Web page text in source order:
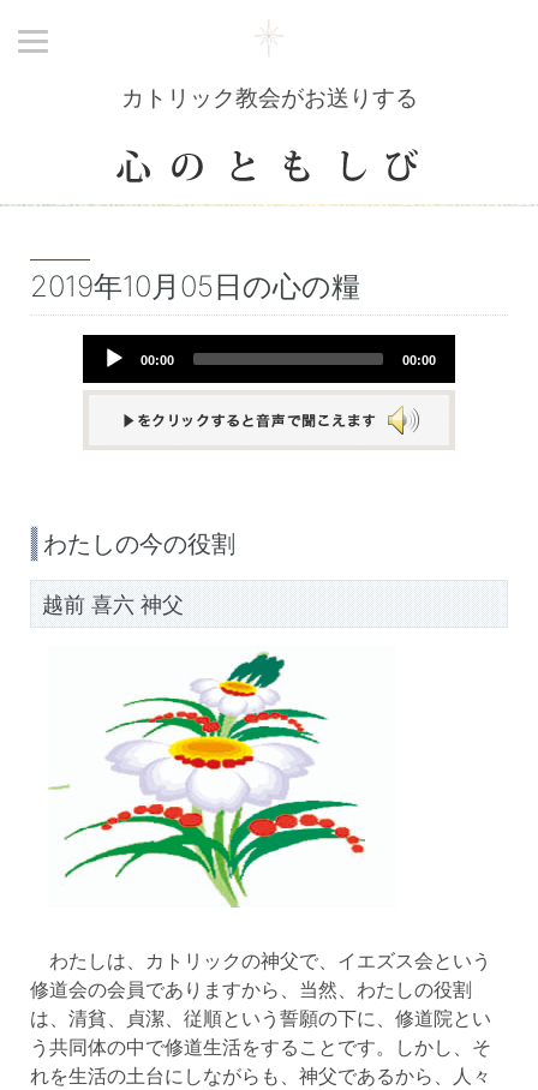
カトリック教会がお送りする
2019年10月05日の心の糧
Audio
00:00 00:00
わたしの今の役割
越前 喜六 神父
わたしは、カトリックの神父で、イエズス会という
修道会の会員でありますから、当然、わたしの役割
は、清貧、貞潔、従順という誓願の下に、修道院とい
う共同体の中で修道生活をすることです。しかし、そ
れを生活の土台にしながらも、神父であるから、人々